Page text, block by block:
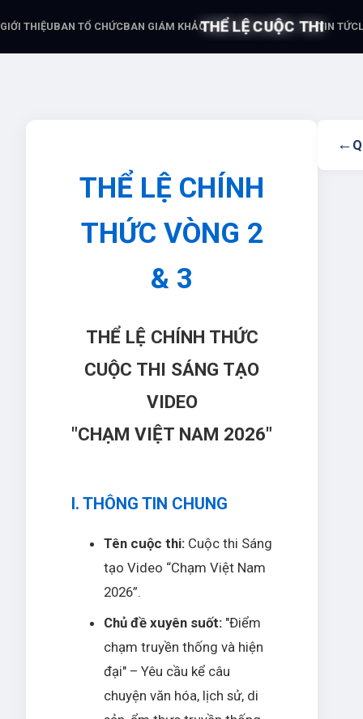
GIỚI THIỆUBAN TỔ CHỨCBAN GIÁM KHẢOTHỂ LỆ CUỘC THITIN TỨC
THỂ LỆ CHÍNH
THỨC VÒNG 2
& 3
THỂ LỆ CHÍNH THỨC
CUỘC THI SÁNG TẠO
VIDEO
"CHẠM VIỆT NAM 2026"
I. THÔNG TIN CHUNG
Tên cuộc thi: Cuộc thi Sáng
tạo Video “Chạm Việt Nam
2026”.
Chủ đề xuyên suốt: "Điểm
chạm truyền thống và hiện
đại" – Yêu cầu kể câu
chuyện văn hóa, lịch sử, di
←